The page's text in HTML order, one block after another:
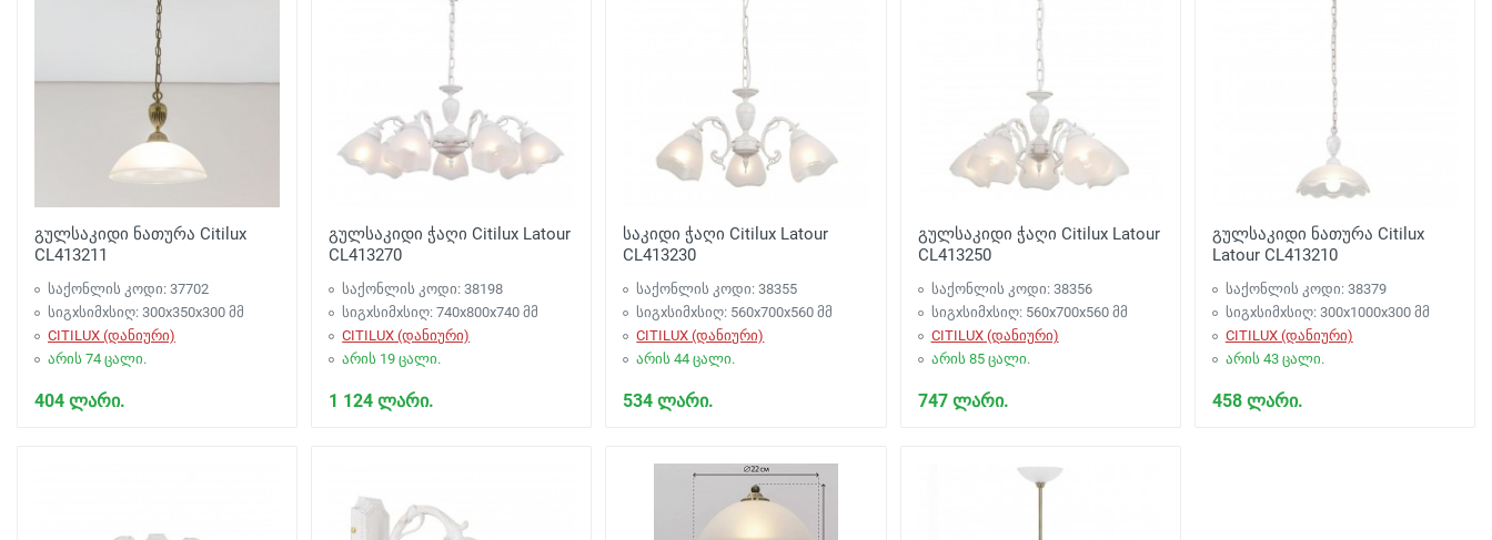
გულსაკიდი ნათურა Citilux
CL413211
საქონლის კოდი: 37702
სიგxსიმxსიღ: 300x350x300 მმ
CITILUX (დანიური)
არის 74 ცალი.
404 ლარი.
გულსაკიდი ჭაღი Citilux Latour
CL413270
საქონლის კოდი: 38198
სიგxსიმxსიღ: 740x800x740 მმ
CITILUX (დანიური)
არის 19 ცალი.
1 124 ლარი.
საკიდი ჭაღი Citilux Latour
CL413230
საქონლის კოდი: 38355
სიგxსიმxსიღ: 560x700x560 მმ
CITILUX (დანიური)
არის 44 ცალი.
534 ლარი.
გულსაკიდი ჭაღი Citilux Latour
CL413250
საქონლის კოდი: 38356
სიგxსიმxსიღ: 560x700x560 მმ
CITILUX (დანიური)
არის 85 ცალი.
747 ლარი.
გულსაკიდი ნათურა Citilux
Latour CL413210
საქონლის კოდი: 38379
სიგxსიმxსიღ: 300x1000x300 მმ
CITILUX (დანიური)
არის 43 ცალი.
458 ლარი.